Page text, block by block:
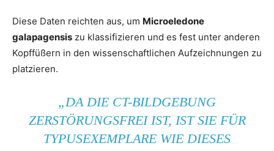
Diese Daten reichten aus, um Microeledone
galapagensis zu klassifizieren und es fest unter anderen
Kopffüßern in den wissenschaftlichen Aufzeichnungen zu
platzieren.
„DA DIE CT-BILDGEBUNG
ZERSTÖRUNGSFREI IST, IST SIE FÜR
TYPUSEXEMPLARE WIE DIESES